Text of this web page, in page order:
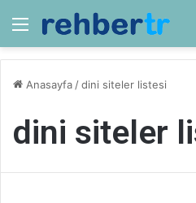
Menü
Anasayfa /dini siteler listesi
dini siteler